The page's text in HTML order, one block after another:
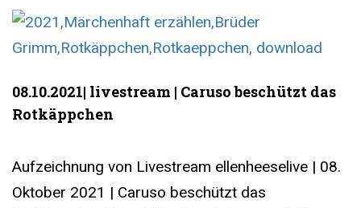
08.10.2021| livestream | Caruso beschützt das
Rotkäppchen
Aufzeichnung von Livestream ellenheeselive | 08.
Oktober 2021 | Caruso beschützt das